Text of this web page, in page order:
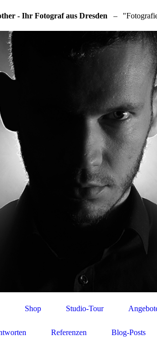
- Ihr Fotograf aus Dresden –
Shop Studio-Tour
Referenzen Blog-Posts